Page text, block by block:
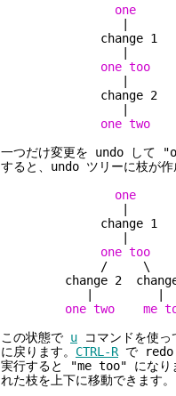
one
change 1
one too
change 2
one two
一つだけ変更を undo して
すると、undo ツリーに枝が作
one
change 1
one too
/ \
change 2
one two me
この状態で u コマンドを使
に戻ります。 CTRL-R で redo
実行すると "me too" になり
れた枝を上下に移動できます。